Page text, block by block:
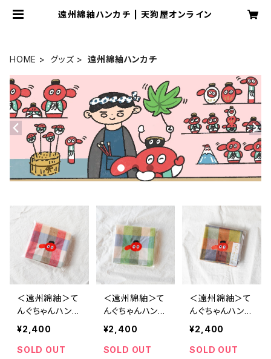
遠州綿紬ハンカチ | 天狗屋オンライン
HOME グッズ 遠州綿紬ハンカチ
＜遠州綿紬＞て
んぐちゃんハンカ
チ ~赤りんご~
（約39cm×39c
m）
¥2,400
SOLD OUT
＜遠州綿紬＞て
んぐちゃんハンカ
チ ~青リンゴ~
（約39cm×39c
m）
¥2,400
SOLD OUT
＜遠州綿紬＞て
んぐちゃんハンカ
チ ~温~（約39c
m×39cm）
¥2,400
SOLD OUT